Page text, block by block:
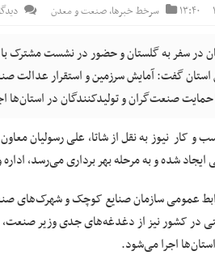
۱۳:۴۰ سرخط خبرها,صنعت و معدن
در سفر به گلستان و حضور در نشست
استان گفت: آمایش سرزمین و استقرار
صنعت‌گران و تولیدکنندگان در استان‌ها
و کار نیوز به نقل از شاتا، علی رسولیان
شده و به مرحله بهر برداری می‌رسد،
عمومی سازمان صنایع کوچک و شهرک‌های
در کشور نیز از دغدغه‌های جدی وزیر صنعت،
اجرا می‌شود.